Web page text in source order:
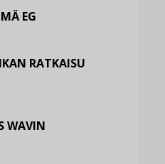
EG
RATKAISU
WAVIN